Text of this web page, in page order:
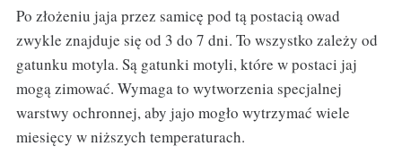
Po złożeniu jaja przez samicę pod tą postacią owad
zwykle znajduje się od 3 do 7 dni. To wszystko zależy od
gatunku motyla. Są gatunki motyli, które w postaci jaj
mogą zimować. Wymaga to wytworzenia specjalnej
warstwy ochronnej, aby jajo mogło wytrzymać wiele
miesięcy w niższych temperaturach.